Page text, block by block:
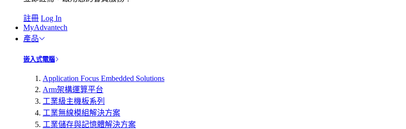
註冊 Log In
MyAdvantech
產品
嵌入式電腦
Application Focus Embedded Solutions
Arm架構運算平台
工業級主機板系列
工業無線模組解決方案
工業儲存與記憶體解決方案